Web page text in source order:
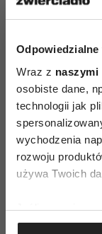
Wraz z naszymi
osobiste dane,
technologii jak
wychodzenia
rozwoju
używa Twoich
Jeśli wyrazisz